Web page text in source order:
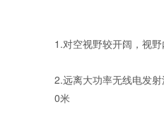
1.对空视野较开阔，视
2.远离大功率无线电发
0米